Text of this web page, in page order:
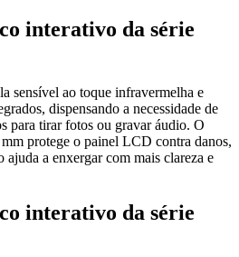
interativo da série
sensível ao toque infravermelha e
dispensando a necessidade de
para tirar fotos ou gravar áudio. O
protege o painel LCD contra danos,
ajuda a enxergar com mais clareza e
interativo da série